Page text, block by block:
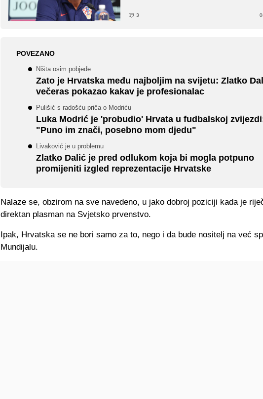
3
POVEZANO
Ništa osim pobjede
Zato je Hrvatska među najboljim na svijetu: Zlatko
večeras pokazao kakav je profesionalac
Pulišić s radošću priča o Modriću
Luka Modrić je 'probudio' Hrvata u fudbalskoj
"Puno im znači, posebno mom djedu"
Livaković je u problemu
Zlatko Dalić je pred odlukom koja bi mogla potpuno
promijeniti izgled reprezentacije Hrvatske
Nalaze se, obzirom na sve navedeno, u jako dobroj poziciji kada je
direktan plasman na Svjetsko prvenstvo.
Ipak, Hrvatska se ne bori samo za to, nego i da bude nositelj na već
Mundijalu.